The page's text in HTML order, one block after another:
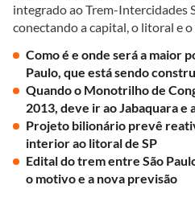
integrado ao Trem-Intercidades
conectando a capital, o litoral e
Como é e onde será a maior
Paulo, que está sendo
Quando o Monotrilho de
2013, deve ir ao Jabaquara e
Projeto bilionário prevê
interior ao litoral de SP
Edital do trem entre São
o motivo e a nova previsão